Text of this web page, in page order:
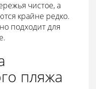
чистое, а
крайне редко.
подходит для
пляжа